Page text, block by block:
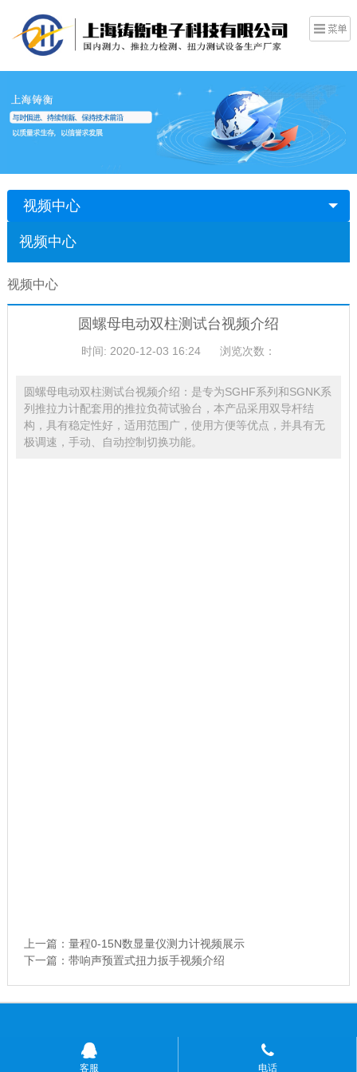
视频中心
视频中心
视频中心
圆螺母电动双柱测试台视频介绍
时间: 2020-12-03 16:24 浏览次数：
圆螺母电动双柱测试台视频介绍：是专为SGHF系列和SGNK系
列推拉力计配套用的推拉负荷试验台，本产品采用双导杆结
构，具有稳定性好，适用范围广，使用方便等优点，并具有无
极调速，手动、自动控制切换功能。
上一篇： 量程0-15N数显量仪测力计视频展示
下一篇： 带响声预置式扭力扳手视频介绍
客服 电话